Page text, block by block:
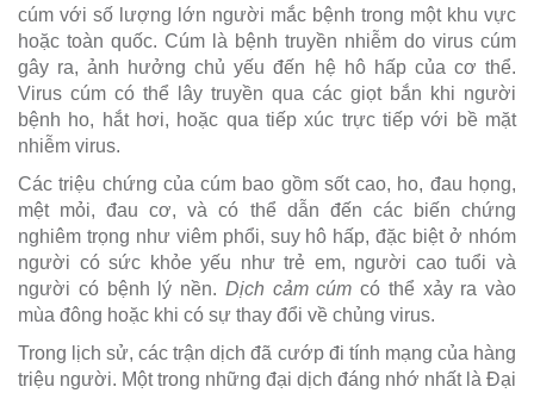
cúm với số lượng lớn người mắc bệnh trong một khu vực
hoặc toàn quốc. Cúm là bệnh truyền nhiễm do virus cúm
gây ra, ảnh hưởng chủ yếu đến hệ hô hấp của cơ thể.
Virus cúm có thể lây truyền qua các giọt bắn khi người
bệnh ho, hắt hơi, hoặc qua tiếp xúc trực tiếp với bề mặt
nhiễm virus.
Các triệu chứng của cúm bao gồm sốt cao, ho, đau họng,
mệt mỏi, đau cơ, và có thể dẫn đến các biến chứng
nghiêm trọng như viêm phổi, suy hô hấp, đặc biệt ở nhóm
người có sức khỏe yếu như trẻ em, người cao tuổi và
người có bệnh lý nền. Dịch cảm cúm có thể xảy ra vào
mùa đông hoặc khi có sự thay đổi về chủng virus.
Trong lịch sử, các trận dịch đã cướp đi tính mạng của hàng
triệu người. Một trong những đại dịch đáng nhớ nhất là Đại